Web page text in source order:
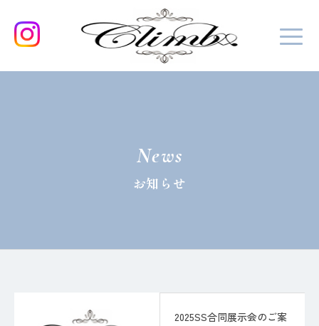
お知らせ
News
2025SS合同展示会のご案